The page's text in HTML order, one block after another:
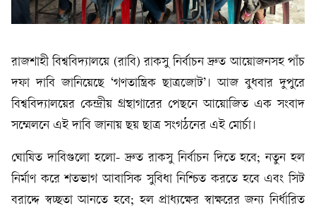
রাজশাহী বিশ্ববিদ্যালয়ে (রাবি) রাকসু নির্বাচন দ্রুত আয়োজনসহ পাঁচ
দফা দাবি জানিয়েছে ‘গণতান্ত্রিক ছাত্রজোট’। আজ বুধবার দুপুরে
বিশ্ববিদ্যালয়ের কেন্দ্রীয় গ্রন্থাগারের পেছনে আয়োজিত এক সংবাদ
সম্মেলনে এই দাবি জানায় ছয় ছাত্র সংগঠনের এই মোর্চা।
ঘোষিত দাবিগুলো হলো- দ্রুত রাকসু নির্বাচন দিতে হবে; নতুন হল
নির্মাণ করে শতভাগ আবাসিক সুবিধা নিশ্চিত করতে হবে এবং সিট
বরাদ্দে স্বচ্ছতা আনতে হবে; হল প্রাধ্যক্ষের স্বাক্ষরের জন্য নির্ধারিত